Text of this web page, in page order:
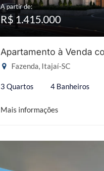
A partir de:
R$ 1.415.000
Apartamento à Venda
Fazenda, Itajaí-SC
3 Quartos 4 Banheiros
Mais informações